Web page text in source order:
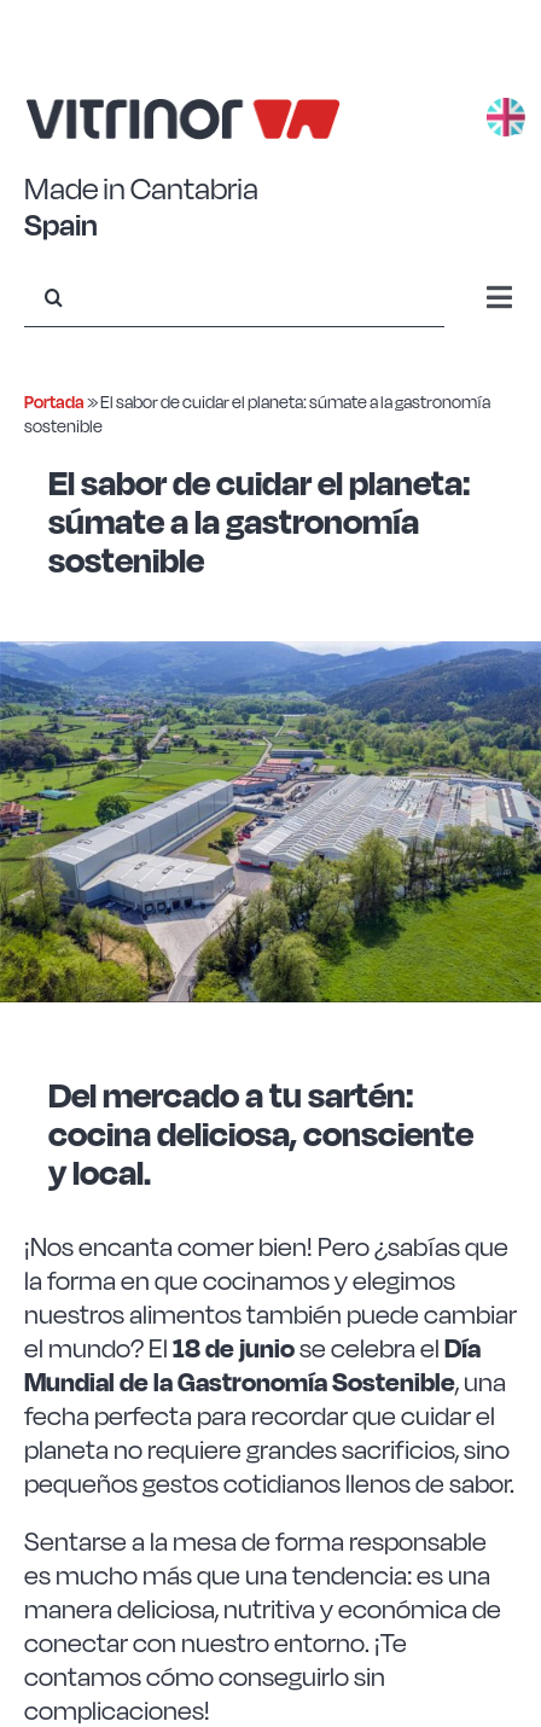
Made in Cantabria
Spain
Acero Eco+
Borosilicato
Más Menaje
Sostenibles
Somos Cooperativa
Las Noticias
Instrucciones de seguridad
FAQ
Contacto
Portada»El sabor de cuidar el planeta: súmate a la gastronomía
sostenible
El sabor de cuidar el planeta:
súmate a la gastronomía
sostenible
Del mercado a tu sartén:
cocina deliciosa, consciente
y local.
¡Nos encanta comer bien! Pero ¿sabías que
la forma en que cocinamos y elegimos
nuestros alimentos también puede cambiar
el mundo? El18 de juniose celebra elDía
Mundial de la Gastronomía Sostenible, una
fecha perfecta para recordar que cuidar el
planeta no requiere grandes sacrificios, sino
pequeños gestos cotidianos llenos de sabor.
Sentarse a la mesa de forma responsable
es mucho más que una tendencia: es una
manera deliciosa, nutritiva y económica de
conectar con nuestro entorno. ¡Te
contamos cómo conseguirlo sin
complicaciones!